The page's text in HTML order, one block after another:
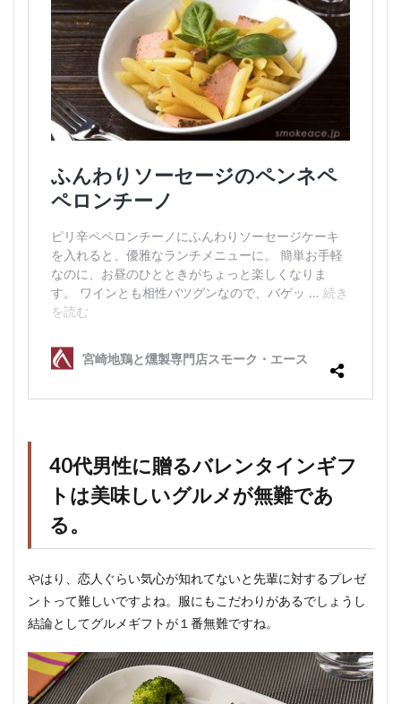
40代男性に贈るバレンタインギフ
トは美味しいグルメが無難であ
る。
やはり、恋人ぐらい気心が知れてないと先輩に対するプレゼ
ントって難しいですよね。服にもこだわりがあるでしょうし
結論としてグルメギフトが１番無難ですね。